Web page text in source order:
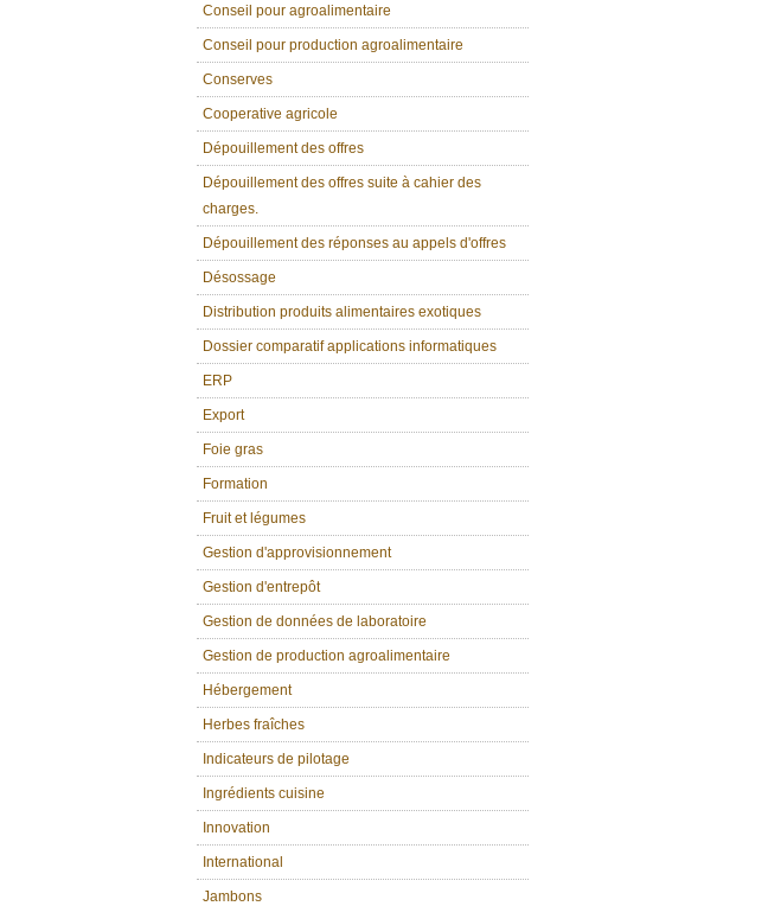
Conseil pour agroalimentaire
Conseil pour production agroalimentaire
Conserves
Cooperative agricole
Dépouillement des offres
Dépouillement des offres suite à cahier des
charges.
Dépouillement des réponses au appels d'offres
Désossage
Distribution produits alimentaires exotiques
Dossier comparatif applications informatiques
ERP
Export
Foie gras
Formation
Fruit et légumes
Gestion d'approvisionnement
Gestion d'entrepôt
Gestion de données de laboratoire
Gestion de production agroalimentaire
Hébergement
Herbes fraîches
Indicateurs de pilotage
Ingrédients cuisine
Innovation
International
Jambons